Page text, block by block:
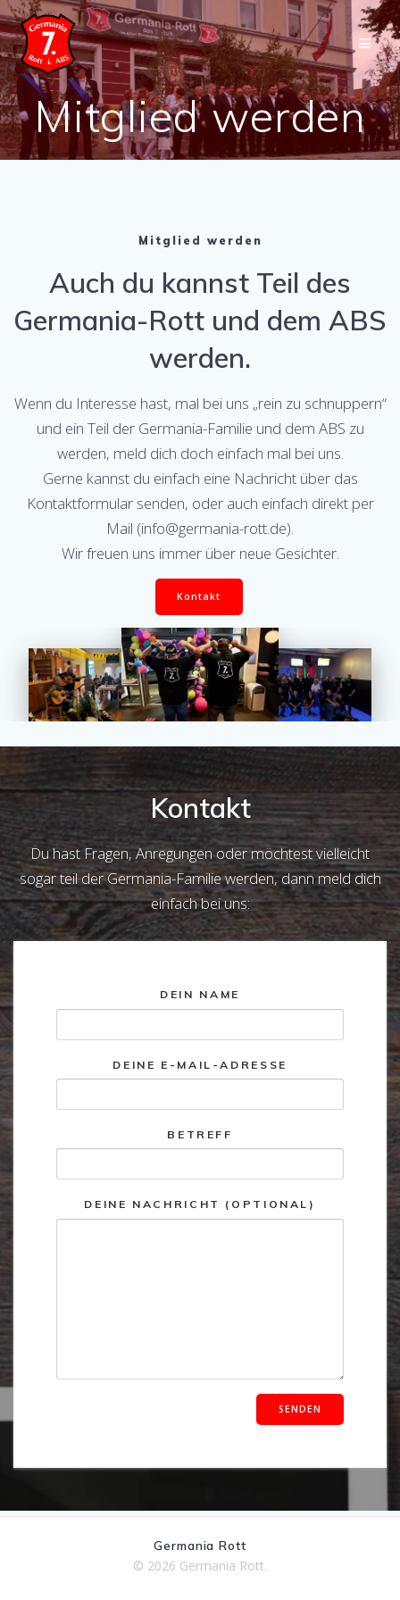
to
content
Mitglied werden
Mitglied werden
Auch du kannst Teil des
Germania-Rott und dem ABS
werden.
Wenn du Interesse hast, mal bei uns „rein zu schnuppern“
und ein Teil der Germania-Familie und dem ABS zu
werden, meld dich doch einfach mal bei uns.
Gerne kannst du einfach eine Nachricht über das
Kontaktformular senden, oder auch einfach direkt per
Mail (info@germania-rott.de).
Wir freuen uns immer über neue Gesichter.
Kontakt
Kontakt
Du hast Fragen, Anregungen oder möchtest vielleicht
sogar teil der Germania-Familie werden, dann meld dich
einfach bei uns:
DEIN NAME
DEINE E-MAIL-ADRESSE
BETREFF
DEINE NACHRICHT (OPTIONAL)
Germania Rott
© 2026 Germania Rott.